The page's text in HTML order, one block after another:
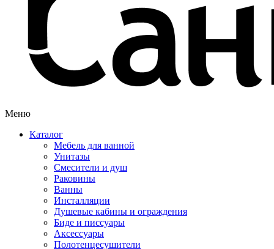
Меню
Каталог
Мебель для ванной
Унитазы
Смесители и душ
Раковины
Ванны
Инсталляции
Душевые кабины и ограждения
Биде и писсуары
Аксессуары
Полотенцесушители